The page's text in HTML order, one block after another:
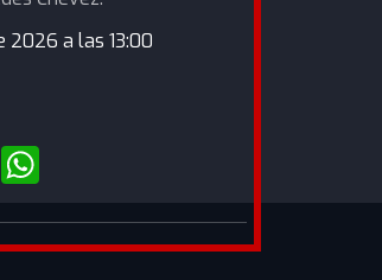
2026 a las 13:00